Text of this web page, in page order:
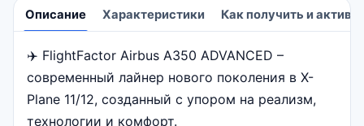
Описание Характеристики Как получить и
Описание
✈️ FlightFactor Airbus A350 ADVANCED –
современный лайнер нового поколения в X-
Plane 11/12, созданный с упором на реализм,
технологии и комфорт.